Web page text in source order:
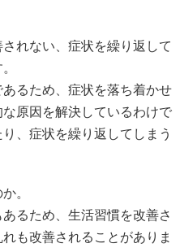
か。
るため、生活習慣を改善さ
も改善されることがありま
に原因があることになりま
り返してしまう理由となり